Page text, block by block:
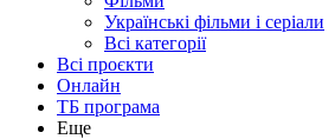
Українські фільми і серіали
Всі категорії
Всі проєкти
Онлайн
ТБ програма
Еще